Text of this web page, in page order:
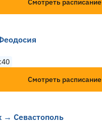
Смотреть расписание
→ Севастополь